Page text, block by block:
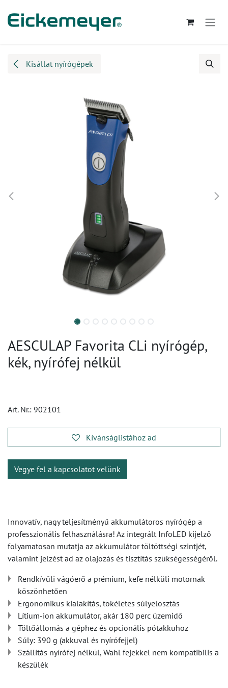
Kisállat nyírógépek
AESCULAP Favorita CLi nyírógép,
kék, nyírófej nélkül
Art. Nr.: 902101
Kívánságlistához ad
Vegye fel a kapcsolatot velünk
Innovatív, nagy teljesítményű akkumulátoros nyírógép a
professzionális felhasználásra! Az integrált InfoLED kijelző
folyamatosan mutatja az akkumulátor töltöttségi szintjét,
valamint jelzést ad az olajozás és tisztítás szükségességéről.
Rendkívüli vágóerő a prémium, kefe nélküli motornak
köszönhetően
Ergonomikus kialakítás, tökéletes súlyelosztás
Lítium-ion akkumulátor, akár 180 perc üzemidő
Töltőállomás a géphez és opcionális pótakkuhoz
Súly: 390 g (akkuval és nyírófejjel)
Szállítás nyírófej nélkül, Wahl fejekkel nem kompatibilis a
készülék